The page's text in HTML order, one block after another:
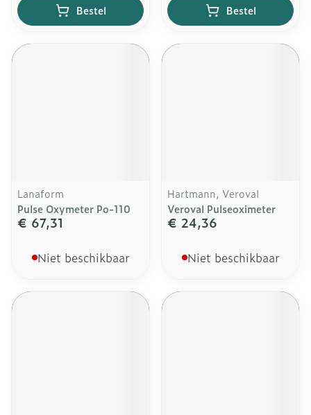
Bestel Bestel
Lanaform
Pulse Oxymeter Po-110
€ 67,31
Niet beschikbaar
Hartmann, Veroval
Veroval Pulseoximeter
€ 24,36
Niet beschikbaar